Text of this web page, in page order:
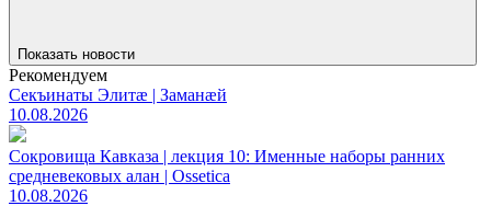
Показать новости
Рекомендуем
Секъинаты Элитæ | Заманæй
10.08.2026
Сокровища Кавказа | лекция 10: Именные наборы ранних
средневековых алан | Ossetica
10.08.2026